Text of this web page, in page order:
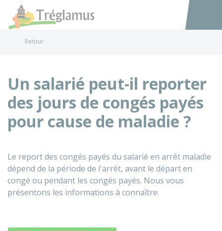
Accéder
Retour
Un salarié peut-il reporter
des jours de congés payés
pour cause de maladie ?
Le report des congés payés du salarié en arrêt maladie
dépend de la période de l'arrêt, avant le départ en
congé ou pendant les congés payés. Nous vous
présentons les informations à connaître.